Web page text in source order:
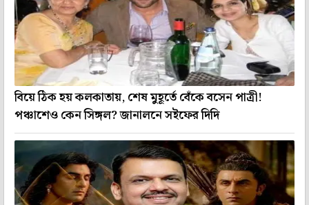
বিয়ে ঠিক হয় কলকাতায়, শেষ মুহূর্তে বেঁকে বসেন পাত্রী!
পঞ্চাশেও কেন সিঙ্গল? জানালনে সইফের দিদি